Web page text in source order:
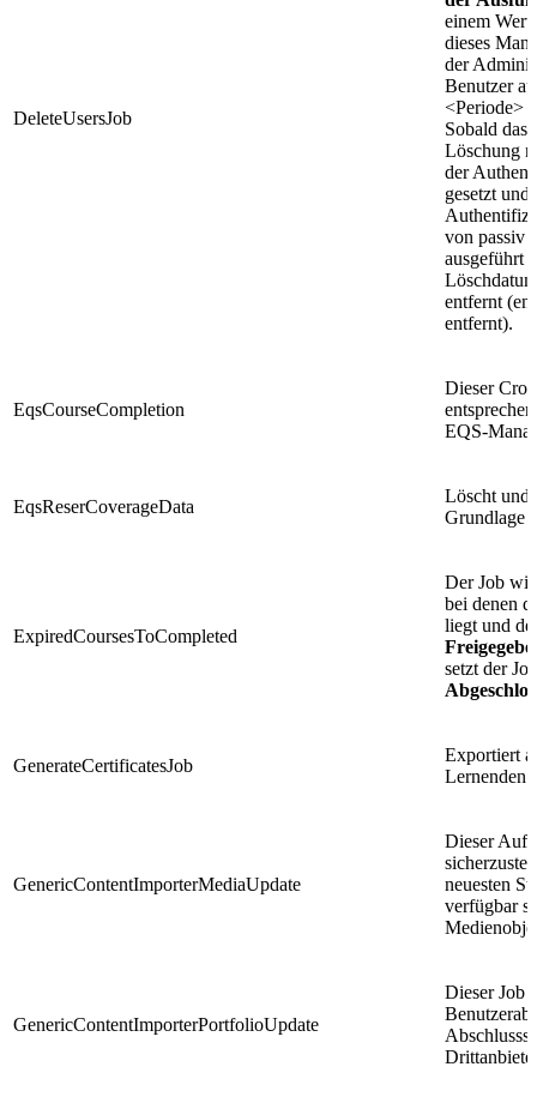
DeleteUsersJob
einem
dieses
der
Benutzer
<Periode>
Sobald das
Löschung
der
gesetzt
von passiv
ausgeführt
entfernt
entfernt).
EqsCourseCompletion
Dieser
EQS-
EqsReserCoverageData
Löscht und
Grundlage
ExpiredCoursesToCompleted
Der Job
bei denen
liegt und
setzt der
GenerateCertificatesJob
Exportiert
Lernenden.
GenericContentImporterMediaUpdate
Dieser
neuesten
verfügbar
GenericContentImporterPortfolioUpdate
Dieser Job